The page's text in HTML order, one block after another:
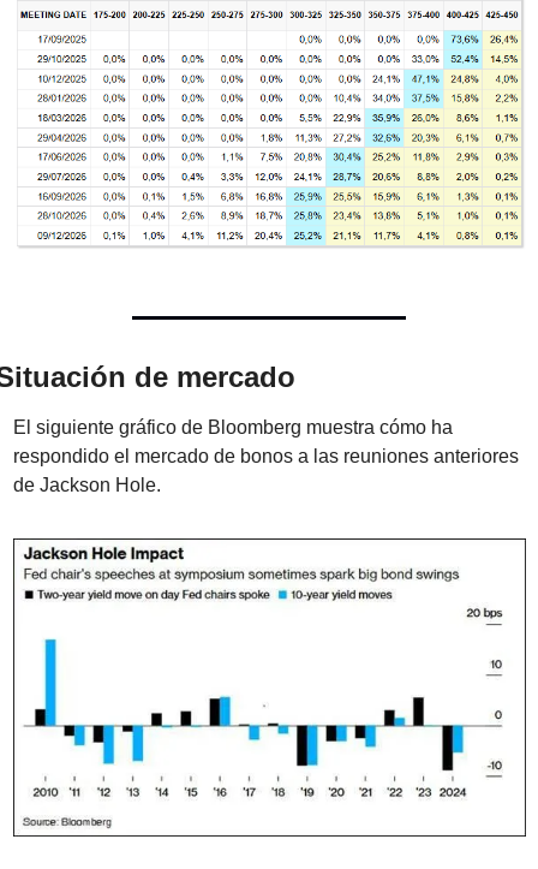
de mercado
El siguiente gráfico de Bloomberg muestra cómo ha
respondido el mercado de bonos a las reuniones anteriores
de Jackson Hole.